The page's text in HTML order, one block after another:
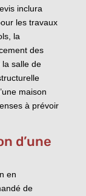
inclura
les travaux
la
des
salle de
maison
à prévoir
d’une
en
de